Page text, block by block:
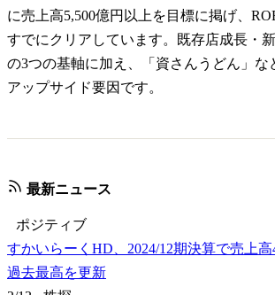
に売上高5,500億円以上を目標に掲げ、
すでにクリアしています。既存店成長・
の3つの基軸に加え、「資さんうどん」な
アップサイド要因です。
最新ニュース
ポジティブ
すかいらーくHD、2024/12期決算で売上高
過去最高を更新